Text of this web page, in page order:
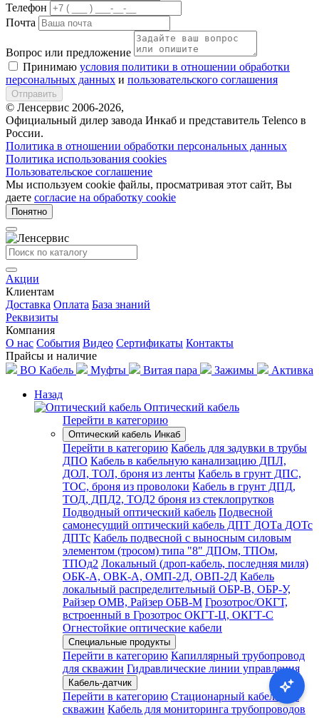
Телефон
Почта
Вопрос или предложение
Принимаю условия политики в отношении обработки
персональных данных и пользовательского соглашения
Отправить
© Ленсервис 2006-2026,
Официальный дилер завода Инкаб и представитель Telenco в
России.
Политика в отношении обработки персональных данных
Политика использования cookies
Пользовательское соглашение
Мы используем cookie файлы, просматривая этот сайт, Вы
даете согласие на обработку cookie
Понятно
Акции
Клиентам
Доставка Оплата База знаний
Реквизиты
Компания
О нас События Видео Сертификаты Контакты
Прайсы и наличие
ВО Кабель
Муфты Витая пара Зажимы
Активка
Назад
Оптический кабель
Перейти в категорию
Оптический кабель Инкаб
Перейти в категорию Кабель для задувки в трубы
ДПО Кабель в кабельную канализацию ДПЛ,
ДОЛ, ТОЛ, броня из ленты Кабель в грунт ДПС,
ТОС, броня из проволоки Кабель в грунт ДПД,
ТОД, ДПД2, ТОД2 броня из стеклопрутков
Подводный оптический кабель Подвесной
самонесущий оптический кабель ДПТ ДОТа ДОТс
ДПТс Кабель подвесной с выносным силовым
элементом (тросом) типа "8" ДПОм, ТПОм,
ТПОд2 Локальный (дроп-кабель, последняя миля)
ОБК-А, ОВК-А, ОМП-2Д, ОВП-2Д Кабель
локальный распределительный ОБР-В, ОБР-У,
Райзер ОМВ, Райзер ОБВ-М Грозотрос/ОКГТ,
встроенный в Грозотрос ОКГТ-Ц, ОКГТ-С
Огнестойкие оптические кабели
Специальные продукты
Перейти в категорию Капиллярный трубопровод
для скважин Гидравлические линии управления
Кабель-датчик
Перейти в категорию Стационарный кабель для
скважин Кабель для мониторинга трубопроводов